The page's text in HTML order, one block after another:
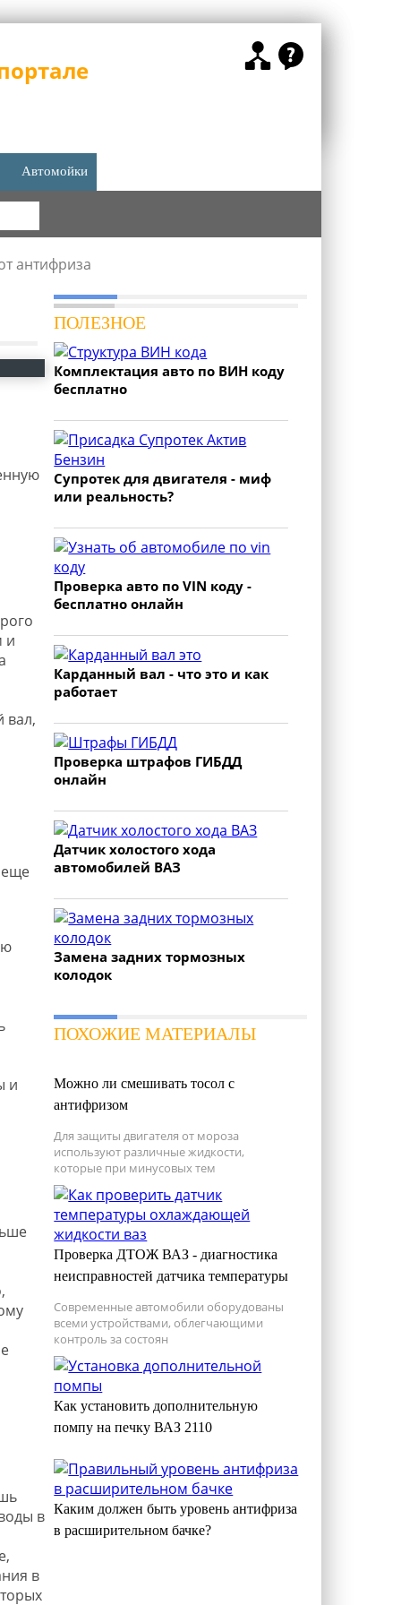
Автомойки
антифриза
и
вал,
и
в
в
ПОЛЕЗНОЕ
Комплектация авто по ВИН коду
бесплатно
Супротек для двигателя - миф
или реальность?
Проверка авто по VIN коду -
бесплатно онлайн
Карданный вал - что это и как
работает
Проверка штрафов ГИБДД
онлайн
Датчик холостого хода
автомобилей ВАЗ
Замена задних тормозных
колодок
ПОХОЖИЕ МАТЕРИАЛЫ
Можно ли смешивать тосол с
антифризом
Для защиты двигателя от мороза
используют различные жидкости,
которые при минусовых тем
Проверка ДТОЖ ВАЗ - диагностика
неисправностей датчика температуры
Современные автомобили оборудованы
всеми устройствами, облегчающими
контроль за состоян
Как установить дополнительную
помпу на печку ВАЗ 2110
Каким должен быть уровень антифриза
в расширительном бачке?